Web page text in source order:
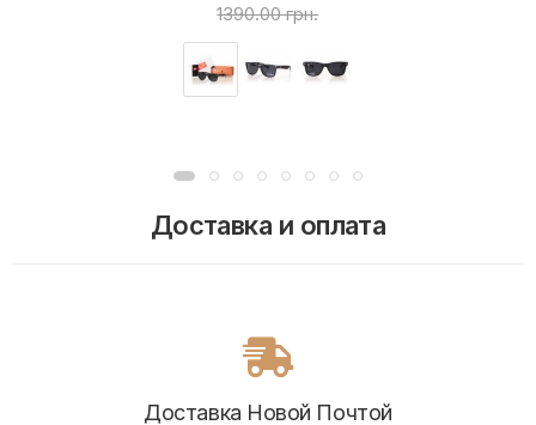
1390.00 грн.
Доставка и оплата
Доставка Новой Почтой